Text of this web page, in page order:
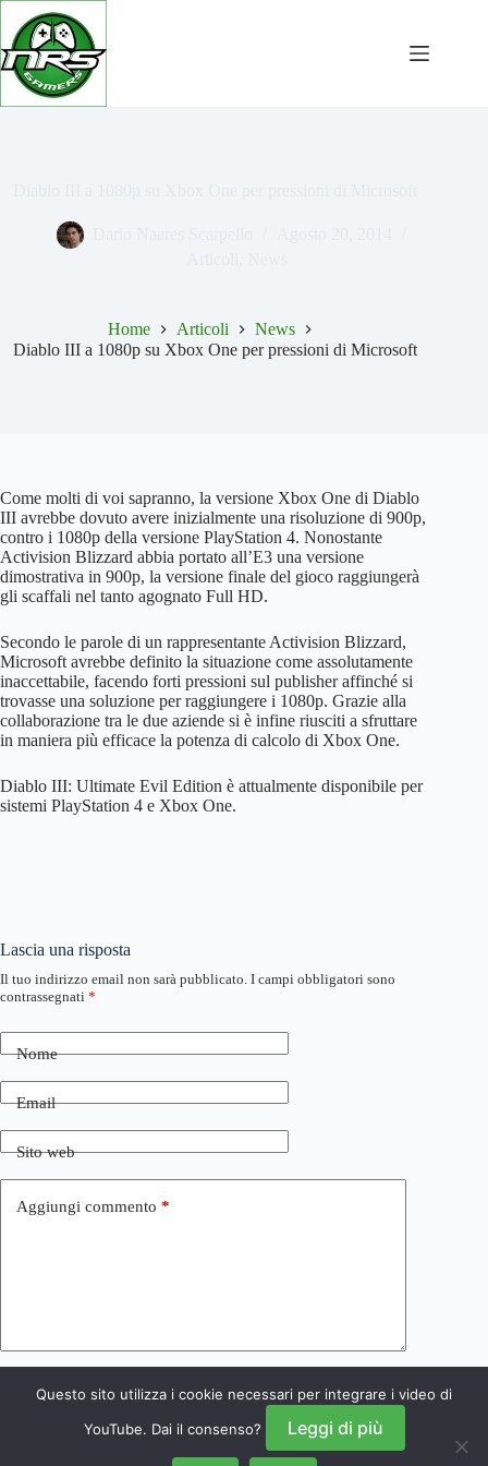
Salta
contenuto
Home Articoli
News
Diablo III a 1080p su Xbox One per pressioni di Microsoft
Come molti di voi sapranno, la versione Xbox One di Diablo
III avrebbe dovuto avere inizialmente una risoluzione di 900p,
contro i 1080p della versione PlayStation 4. Nonostante
Activision Blizzard abbia portato all’E3 una versione
dimostrativa in 900p, la versione finale del gioco raggiungerà
gli scaffali nel tanto agognato Full HD.
Secondo le parole di un rappresentante Activision Blizzard,
Microsoft avrebbe definito la situazione come assolutamente
inaccettabile, facendo forti pressioni sul publisher affinché si
trovasse una soluzione per raggiungere i 1080p. Grazie alla
collaborazione tra le due aziende si è infine riusciti a sfruttare
in maniera più efficace la potenza di calcolo di Xbox One.
Diablo III: Ultimate Evil Edition è attualmente disponibile per
sistemi PlayStation 4 e Xbox One.
Lascia una risposta
Il tuo indirizzo email non sarà pubblicato. I campi obbligatori sono
contrassegnati *
Nome
Email
Sito web
Aggiungi commento *
Invia commento
Questo sito utilizza i cookie necessari per integrare i video di
YouTube. Dai il consenso?
Leggi di più